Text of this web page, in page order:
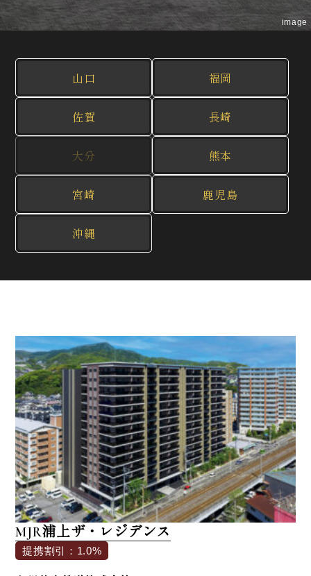
image
山口 福岡
佐賀 長崎
大分 熊本
宮崎 鹿児島
沖縄
MJR浦上ザ・レジデンス
提携割引：1.0%